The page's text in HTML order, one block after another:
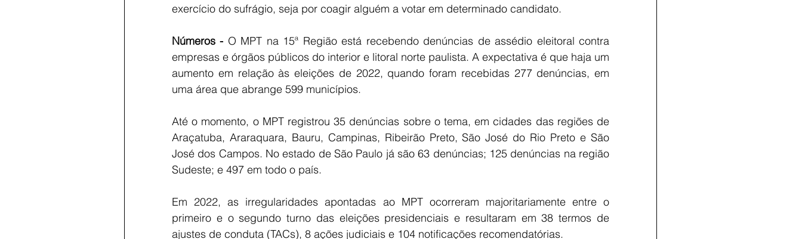
exercício do sufrágio, seja por coagir alguém a votar em determinado candidato.
Números - O MPT na 15ª Região está recebendo denúncias de assédio eleitoral contra
empresas e órgãos públicos do interior e litoral norte paulista. A expectativa é que haja um
aumento em relação às eleições de 2022, quando foram recebidas 277 denúncias, em
uma área que abrange 599 municípios.
Até o momento, o MPT registrou 35 denúncias sobre o tema, em cidades das regiões de
Araçatuba, Araraquara, Bauru, Campinas, Ribeirão Preto, São José do Rio Preto e São
José dos Campos. No estado de São Paulo já são 63 denúncias; 125 denúncias na região
Sudeste; e 497 em todo o país.
Em 2022, as irregularidades apontadas ao MPT ocorreram majoritariamente entre o
primeiro e o segundo turno das eleições presidenciais e resultaram em 38 termos de
ajustes de conduta (TACs), 8 ações judiciais e 104 notificações recomendatórias.